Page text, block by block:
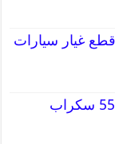
قطع غيار كيا 55818355 قطع غيار سيارات
قطع غيار باجيرو 55818355 سكراب